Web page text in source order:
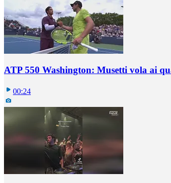
ATP 550 Washington: Musetti vola ai
00:24